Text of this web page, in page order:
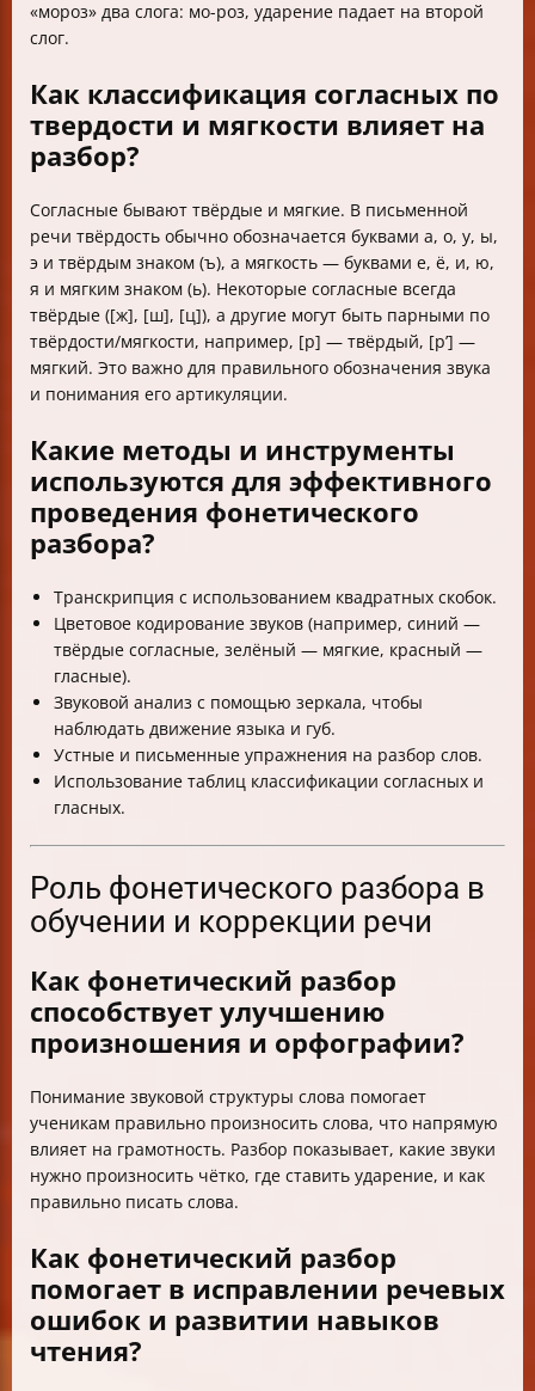
«мороз» два слога: мо-роз, ударение падает на второй
слог.
Как классификация согласных по
твердости и мягкости влияет на
разбор?
Согласные бывают твёрдые и мягкие. В письменной
речи твёрдость обычно обозначается буквами а, о, у, ы,
э и твёрдым знаком (ъ), а мягкость — буквами е, ё, и, ю,
я и мягким знаком (ь). Некоторые согласные всегда
твёрдые ([ж], [ш], [ц]), а другие могут быть парными по
твёрдости/мягкости, например, [р] — твёрдый, [р’] —
мягкий. Это важно для правильного обозначения звука
и понимания его артикуляции.
Какие методы и инструменты
используются для эффективного
проведения фонетического
разбора?
Транскрипция с использованием квадратных скобок.
Цветовое кодирование звуков (например, синий —
твёрдые согласные, зелёный — мягкие, красный —
гласные).
Звуковой анализ с помощью зеркала, чтобы
наблюдать движение языка и губ.
Устные и письменные упражнения на разбор слов.
Использование таблиц классификации согласных и
гласных.
Роль фонетического разбора в
обучении и коррекции речи
Как фонетический разбор
способствует улучшению
произношения и орфографии?
Понимание звуковой структуры слова помогает
ученикам правильно произносить слова, что напрямую
влияет на грамотность. Разбор показывает, какие звуки
нужно произносить чётко, где ставить ударение, и как
правильно писать слова.
Как фонетический разбор
помогает в исправлении речевых
ошибок и развитии навыков
чтения?